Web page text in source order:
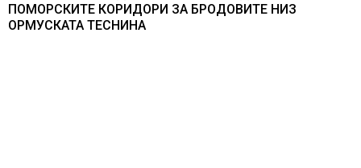
ПОМОРСКИТЕ КОРИДОРИ ЗА БРОДОВИТЕ НИЗ
ОРМУСКАТА ТЕСНИНА